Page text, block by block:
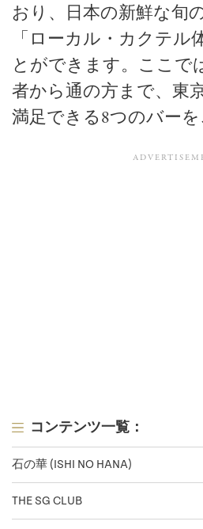
おり、日本の新鮮な旬
「ローカル・カクテル
とができます。ここで
者から通の方まで、東
満足できる8つのバーを
コンテンツ一覧：
石の華 (ISHI NO HANA)
THE SG CLUB